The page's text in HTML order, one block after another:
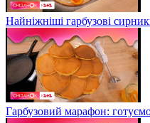
Найніжніші гарбузові
Гарбузовий марафон: